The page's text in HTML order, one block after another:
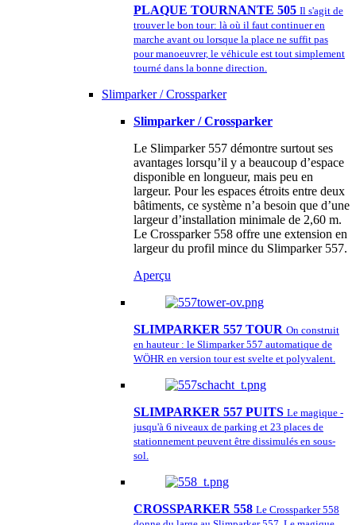
PLAQUE TOURNANTE 505 Il s'agit de
trouver le bon tour: là où il faut continuer en
marche avant ou lorsque la place ne suffit pas
pour manoeuvrer, le véhicule est tout simplement
tourné dans la bonne direction.
Slimparker / Crossparker
Slimparker / Crossparker
Le Slimparker 557 démontre surtout ses
avantages lorsqu’il y a beaucoup d’espace
disponible en longueur, mais peu en
largeur. Pour les espaces étroits entre deux
bâtiments, ce système n’a besoin que d’une
largeur d’installation minimale de 2,60 m.
Le Crossparker 558 offre une extension en
largeur du profil mince du Slimparker 557.
Aperçu
SLIMPARKER 557 TOUR On construit
en hauteur : le Slimparker 557 automatique de
WÖHR en version tour est svelte et polyvalent.
SLIMPARKER 557 PUITS Le magique -
jusqu'à 6 niveaux de parking et 23 places de
stationnement peuvent être dissimulés en sous-
sol.
CROSSPARKER 558 Le Crossparker 558